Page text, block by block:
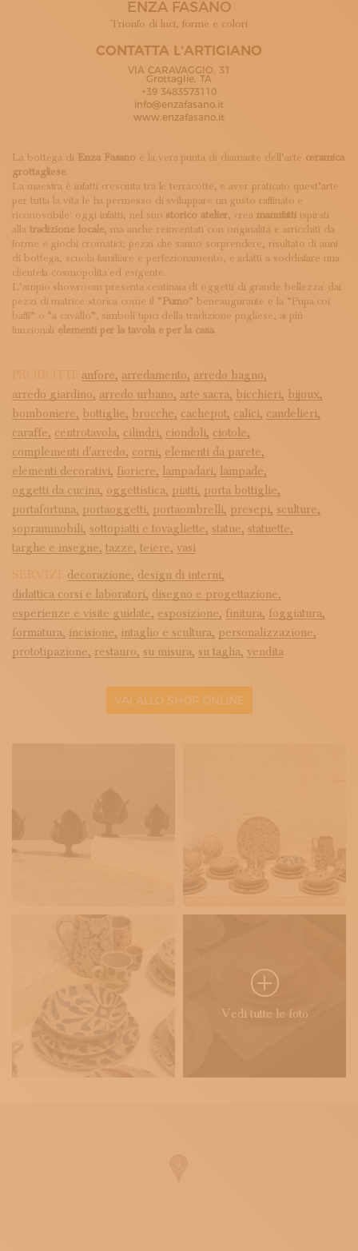
ISCRIVITI ALLA NEWSLETTER
LOGIN
ENZA FASANO
Trionfo di luci, forme e colori
CONTATTA L'ARTIGIANO
VIA CARAVAGGIO, 31
Grottaglie, TA
+39 3483573110
info@enzafasano.it
www.enzafasano.it
La bottega di Enza Fasano è la vera punta di diamante dell’arte ceramica
grottagliese.
La maestra è infatti cresciuta tra le terracotte, e aver praticato quest’arte
per tutta la vita le ha permesso di sviluppare un gusto raffinato e
riconoscibile: oggi infatti, nel suo storico atelier, crea manufatti ispirati
alla tradizione locale, ma anche reinventati con originalità e arricchiti da
forme e giochi cromatici; pezzi che sanno sorprendere, risultato di anni
di bottega, scuola familiare e perfezionamento, e adatti a soddisfare una
clientela cosmopolita ed esigente.
L’ampio showroom presenta centinaia di oggetti di grande bellezza: dai
pezzi di matrice storica come il “Pumo” beneaugurante e la “Pupa coi
baffi” o “a cavallo”, simboli tipici della tradizione pugliese, ai più
funzionali elementi per la tavola e per la casa.
PRODOTTI: anfore, arredamento, arredo bagno,
arredo giardino, arredo urbano, arte sacra, bicchieri, bijoux,
bomboniere, bottiglie, brocche, cachepot, calici, candelieri,
caraffe, centrotavola, cilindri, ciondoli, ciotole,
complementi d'arredo, corni, elementi da parete,
elementi decorativi, fioriere, lampadari, lampade,
oggetti da cucina, oggettistica, piatti, porta bottiglie,
portafortuna, portaoggetti, portaombrelli, presepi, sculture,
soprammobili, sottopiatti e tovagliette, statue, statuette,
targhe e insegne, tazze, teiere, vasi
SERVIZI: decorazione, design di interni,
didattica corsi e laboratori, disegno e progettazione,
esperienze e visite guidate, esposizione, finitura, foggiatura,
formatura, incisione, intaglio e scultura, personalizzazione,
prototipazione, restauro, su misura, su taglia, vendita
VAI ALLO SHOP ONLINE
Vedi tutte le foto